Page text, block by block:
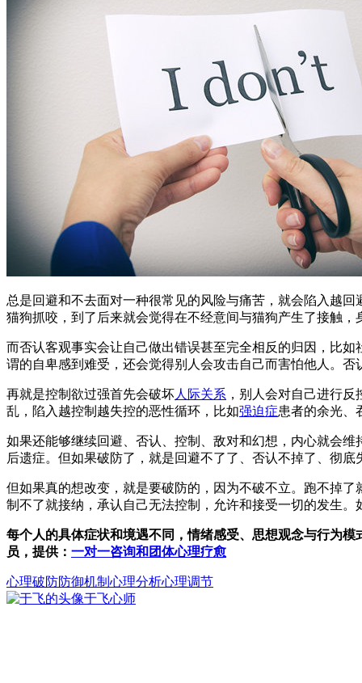
总是回避和不去面对一种很常见的风险与痛苦，就会陷入越回
猫狗抓咬，到了后来就会觉得在不经意间与猫狗产生了接触
而否认客观事实会让自己做出错误甚至完全相反的归因，比
谓的自卑感到难受，还会觉得别人会攻击自己而害怕他人。
再就是控制欲过强首先会破坏人际关系 ，别人会对自己进行
乱，陷入越控制越失控的恶性循环，比如强迫症患者的余光、
如果还能够继续回避、否认、控制、敌对和幻想，内心就会维
后遗症。但如果破防了，就是回避不了了、否认不掉了、彻
但如果真的想改变，就是要破防的，因为不破不立。跑不掉
制不了就接纳，承认自己无法控制，允许和接受一切的发生
每个人的具体症状和境遇不同，情绪感受、思想观念与行为
员，提供： 一对一咨询和团体心理疗愈
心理破防防御机制 心理分析心理调节
于飞心师